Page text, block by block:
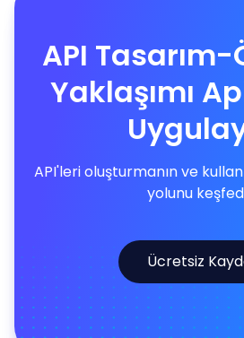
API
Yaklaşımı
API'leri oluşturmanın ve
yolunu
Ücretsiz